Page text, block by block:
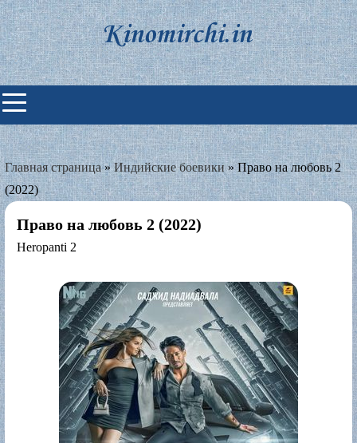
Skip
to
content
Индийские фильмы смотреть
онлайн
Главная страница»Индийские боевики»Право на любовь 2
(2022)
Право на любовь 2 (2022)
Heropanti 2